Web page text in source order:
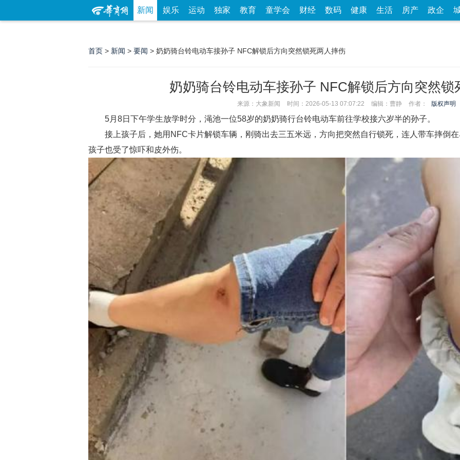
新闻 娱乐 运动 独家 教育 童学会 财经 数码 健康 生活 房产 政企
首页 > 新闻 > 要闻 > 奶奶骑台铃电动车接孙子 NFC解锁后方向突然锁死两人摔伤
奶奶骑台铃电动车接孙子 NFC解锁后方向突然锁
来源：大象新闻 时间：2026-05-13 07:07:22 编辑：曹静 作者： 版权声明
5月8日下午学生放学时分，渑池一位58岁的奶奶骑行台铃电动车前往学校接六岁半的孙子。
接上孩子后，她用NFC卡片解锁车辆，刚骑出去三五米远，方向把突然自行锁死，连人带车摔倒
孩子也受了惊吓和皮外伤。